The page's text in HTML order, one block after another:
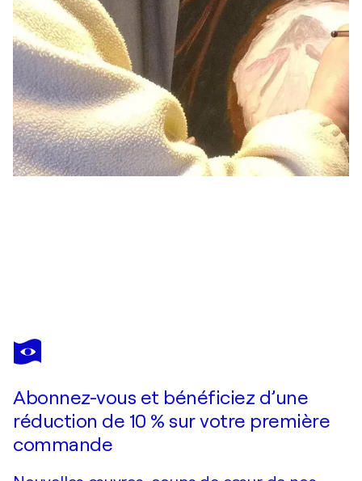
AN HATA GORM
The Blue Mask
Abonnez-vous et bénéficiez d’une
réduction de 10 % sur votre première
commande